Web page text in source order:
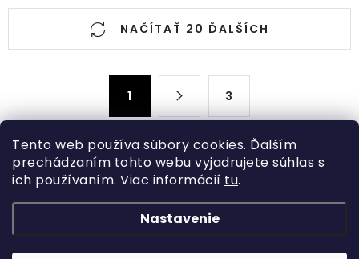
Tento web používa súbory cookies. Ďalším
prechádzaním tohto webu vyjadrujete súhlas s
ich používaním. Viac informácií tu.
Nastavenie
O
a
c
e
p
v
NAČÍTAŤ 20 ĎALŠÍCH
r
á
n
k
o
a
1 3
á
p
äRastliny